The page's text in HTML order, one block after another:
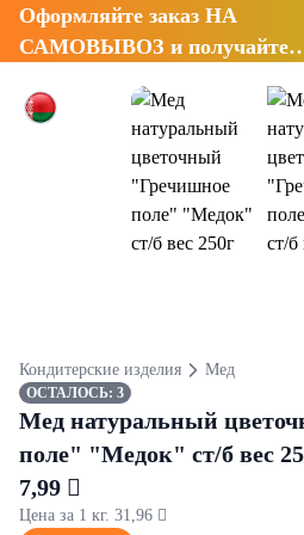
Оформляйте заказ НА
САМОВЫВОЗ и получайте
Кондитерские изделия Мед
ОСТАЛОСЬ: 3
Мед натуральный
поле" "Медок" ст/б вес
7,99 
Цена за 1 кг. 31,96 